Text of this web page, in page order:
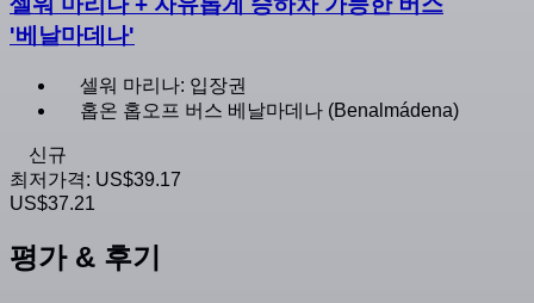
'베날마데나'
셀워 마리나: 입장권
홉온 홉오프 버스 베날마데나 (Benalmádena)
신규
최저가격: US$39.17
US$37.21
평가 & 후기